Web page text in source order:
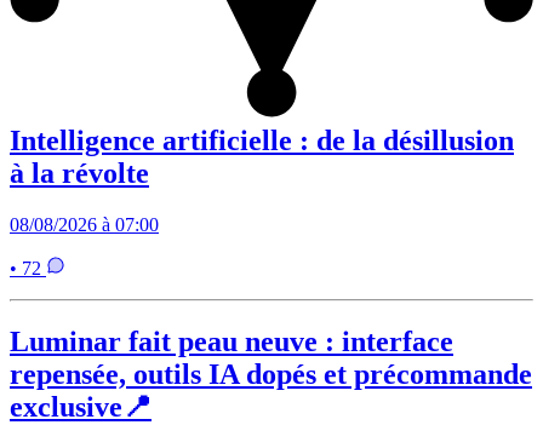
Intelligence artificielle : de la désillusion
à la révolte
08/08/2026 à 07:00
• 72
Luminar fait peau neuve : interface
repensée, outils IA dopés et précommande
exclusive📍